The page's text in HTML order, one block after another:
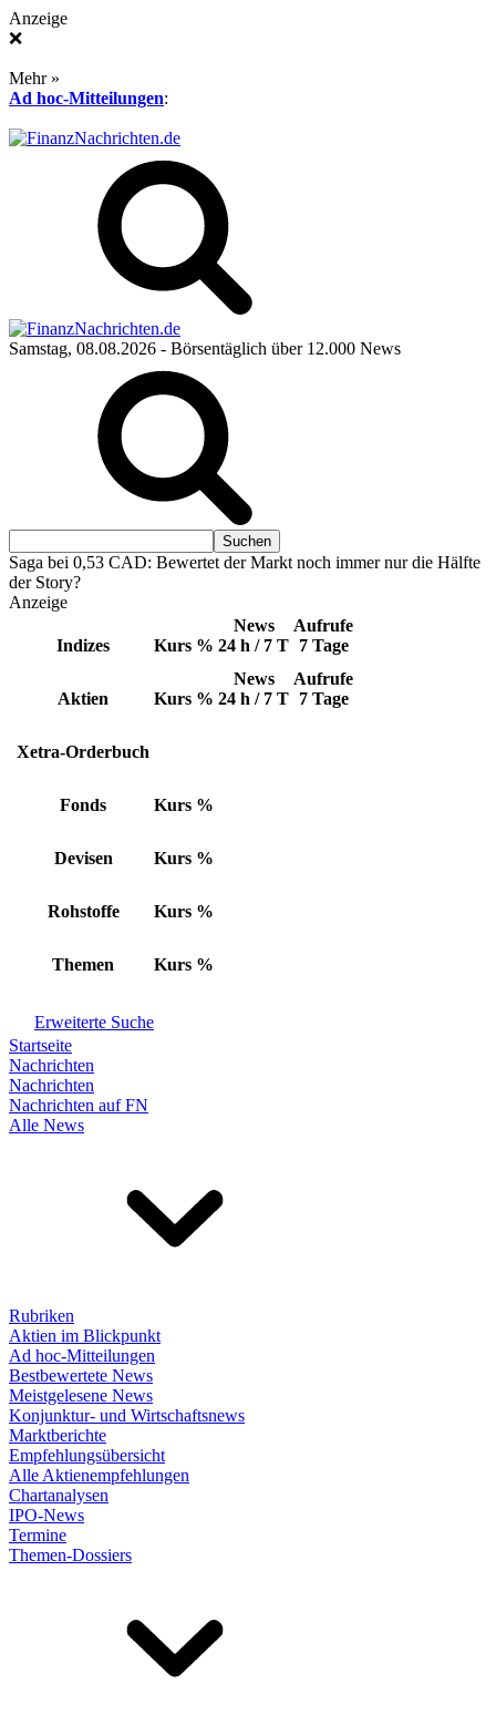
Anzeige
❌
Mehr »
Ad hoc-Mitteilungen:
Samstag, 08.08.2026 - Börsentäglich über 12.000 News
Saga bei 0,53 CAD: Bewertet der Markt noch immer nur die Hälfte
der Story?
Anzeige
Indizes Kurs %
News
24 h / 7 T
Aufrufe
7 Tage
Aktien Kurs %
News
24 h / 7 T
Aufrufe
7 Tage
Xetra-Orderbuch
Fonds Kurs %
Devisen Kurs %
Rohstoffe Kurs %
Themen Kurs %
Erweiterte Suche
Startseite
Nachrichten
Nachrichten
Nachrichten auf FN
Alle News
Rubriken
Aktien im Blickpunkt
Ad hoc-Mitteilungen
Bestbewertete News
Meistgelesene News
Konjunktur- und Wirtschaftsnews
Marktberichte
Empfehlungsübersicht
Alle Aktienempfehlungen
Chartanalysen
IPO-News
Termine
Themen-Dossiers